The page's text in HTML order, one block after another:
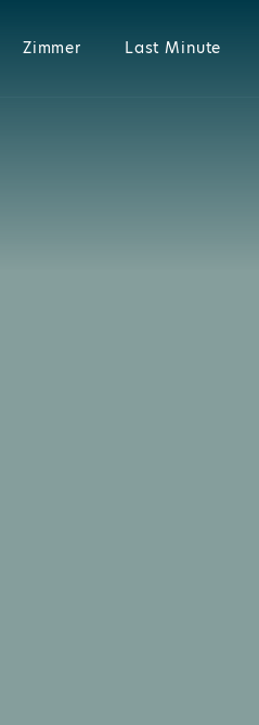
Zimmer Last Minute